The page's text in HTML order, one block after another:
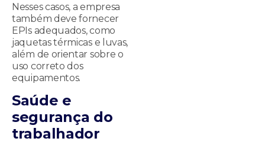
Nesses casos, a empresa
também deve fornecer
EPIs adequados, como
jaquetas térmicas e luvas,
além de orientar sobre o
uso correto dos
equipamentos.
Saúde e
segurança do
trabalhador